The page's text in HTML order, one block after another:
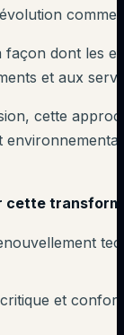
façon dont les
et aux
cette
cette
et